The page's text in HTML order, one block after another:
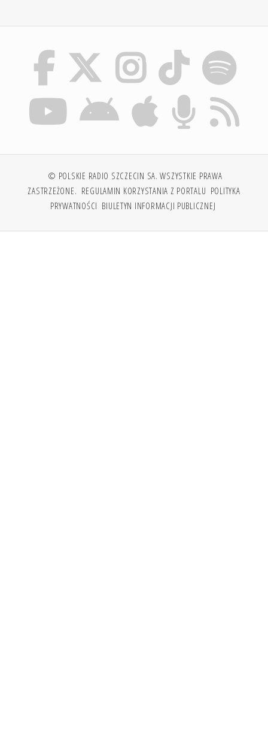
© POLSKIE RADIO SZCZECIN SA. WSZYSTKIE PRAWA
ZASTRZEŻONE. REGULAMIN KORZYSTANIA Z PORTALU POLITYKA
PRYWATNOŚCI BIULETYN INFORMACJI PUBLICZNEJ